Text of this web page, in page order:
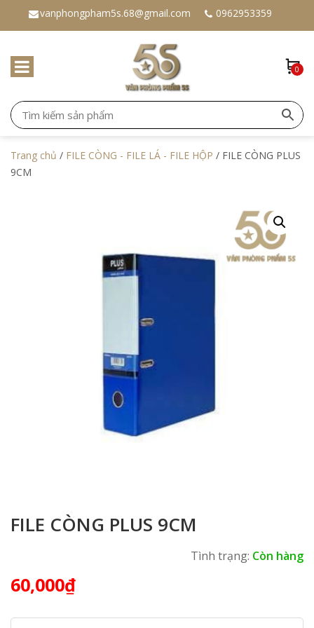
vanphongpham5s.68@gmail.com 0962953359
0
Trang chủ / FILE CÒNG - FILE LÁ - FILE HỘP / FILE CÒNG PLUS
9CM
FILE CÒNG PLUS 9CM
Tình trạng: Còn hàng
60,000₫